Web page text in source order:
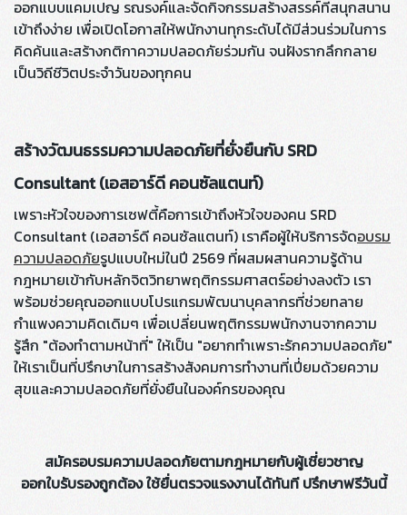
ออกแบบแคมเปญ รณรงค์และจัดกิจกรรมสร้างสรรค์ที่สนุกสนาน
เข้าถึงง่าย เพื่อเปิดโอกาสให้พนักงานทุกระดับได้มีส่วนร่วมในการ
คิดค้นและสร้างกติกาความปลอดภัยร่วมกัน จนฝังรากลึกกลาย
เป็นวิถีชีวิตประจำวันของทุกคน
สร้างวัฒนธรรมความปลอดภัยที่ยั่งยืนกับ SRD
Consultant (เอสอาร์ดี คอนซัลแตนท์)
เพราะหัวใจของการเซฟตี้คือการเข้าถึงหัวใจของคน SRD
Consultant (เอสอาร์ดี คอนซัลแตนท์) เราคือผู้ให้บริการจัดอบรม
ความปลอดภัยรูปแบบใหม่ในปี 2569 ที่ผสมผสานความรู้ด้าน
กฎหมายเข้ากับหลักจิตวิทยาพฤติกรรมศาสตร์อย่างลงตัว เรา
พร้อมช่วยคุณออกแบบโปรแกรมพัฒนาบุคลากรที่ช่วยทลาย
กำแพงความคิดเดิมๆ เพื่อเปลี่ยนพฤติกรรมพนักงานจากความ
รู้สึก "ต้องทำตามหน้าที่" ให้เป็น "อยากทำเพราะรักความปลอดภัย"
ให้เราเป็นที่ปรึกษาในการสร้างสังคมการทำงานที่เปี่ยมด้วยความ
สุขและความปลอดภัยที่ยั่งยืนในองค์กรของคุณ
สมัครอบรมความปลอดภัยตามกฎหมายกับผู้เชี่ยวชาญ
ออกใบรับรองถูกต้อง ใช้ยื่นตรวจแรงงานได้ทันที ปรึกษาฟรีวันนี้